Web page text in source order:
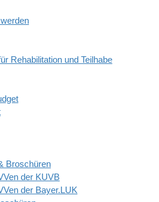
Rehabilitation und Teilhabe
Broschüren
der KUVB
der Bayer.LUK